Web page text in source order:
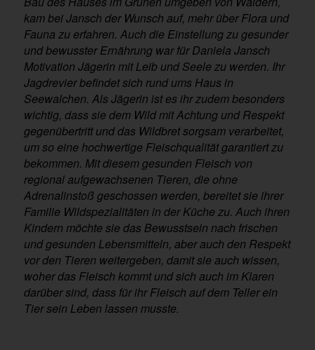
kam bei Jansch der Wunsch auf, mehr über Flora und
Fauna zu erfahren. Auch die Einstellung zu gesunder
und bewusster Ernährung war für Daniela Jansch
Motivation Jägerin mit Leib und Seele zu werden. Ihr
Jagdrevier befindet sich rund ums Haus in
Seewalchen. Als Jägerin ist es ihr zudem besonders
wichtig, dass sie dem Wild mit Achtung und Respekt
gegenübertritt und das Wildbret sorgsam verarbeitet,
um so eine hochwertige Fleischqualität garantiert zu
bekommen. Mit diesem gesunden Fleisch von
regional aufgewachsenen Tieren, die ohne
Adrenalinstoß geschossen werden, bereitet sie ihrer
Familie Wildspezialitäten in der Küche zu. Auch ihren
Kindern möchte sie das Bewusstsein nach frischen
und gesunden Lebensmitteln, aber auch den Respekt
vor den Tieren weitergeben, damit sie auch wissen,
woher das Fleisch kommt und sich auch im Klaren
darüber sind, dass für ihr Fleisch auf dem Teller ein
Tier sein Leben lassen musste.